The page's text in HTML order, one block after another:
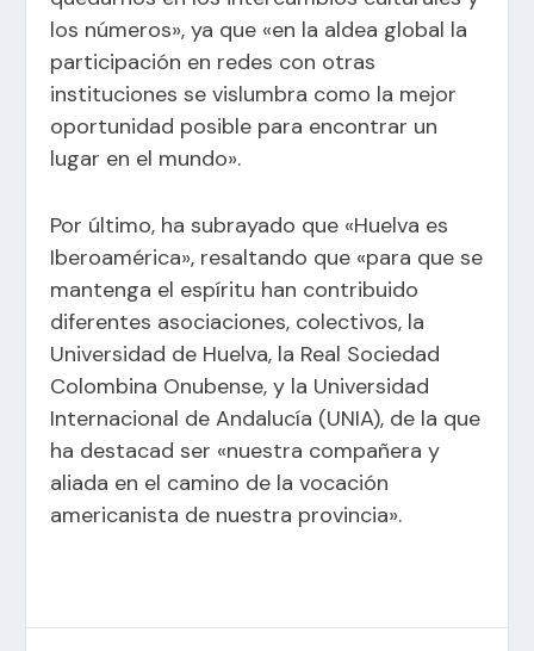
los números», ya que «en la aldea global la
participación en redes con otras
instituciones se vislumbra como la mejor
oportunidad posible para encontrar un
lugar en el mundo».
Por último, ha subrayado que «Huelva es
Iberoamérica», resaltando que «para que se
mantenga el espíritu han contribuido
diferentes asociaciones, colectivos, la
Universidad de Huelva, la Real Sociedad
Colombina Onubense, y la Universidad
Internacional de Andalucía (UNIA), de la que
ha destacad ser «nuestra compañera y
aliada en el camino de la vocación
americanista de nuestra provincia».